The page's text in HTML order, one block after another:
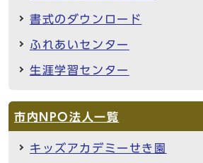
書式のダウンロード
ふれあいセンター
生涯学習センター
市内NPO法人一覧
キッズアカデミーせき園